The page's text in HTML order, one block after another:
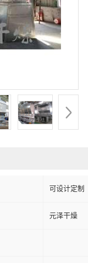
可设计定制
元泽干燥